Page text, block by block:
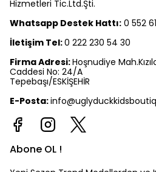
Hizmetleri Tic.Ltd.Şti.
Whatsapp Destek Hattı: 0 552
İletişim Tel:0 222 230 54 30
Firma Adresi:Hoşnudiye
Caddesi No: 24/A
Tepebaşı/ESKİŞEHİR
E-Posta:
Abone OL !